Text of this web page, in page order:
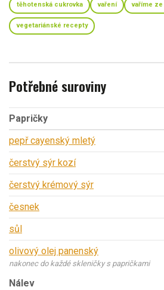
těhotenská cukrovka vaření vaříme
vegetariánské recepty
Potřebné suroviny
Papričky
pepř cayenský mletý
čerstvý sýr kozí
čerstvý krémový sýr
česnek
sůl
olivový olej panenský
nakonec do každé skleničky s papričkami
Nálev